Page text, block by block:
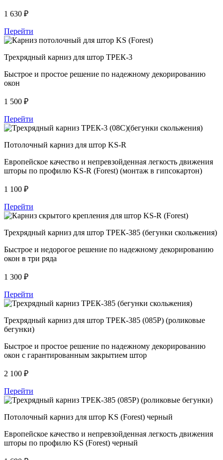
1 630 ₽
Перейти
Трехрядный карниз для штор ТРЕК-3
Быстрое и простое решение по надежному декорированию
окон
1 500 ₽
Перейти
Потолочный карниз для штор KS-R
Европейское качество и непревзойденная легкость движения
шторы по профилю KS-R (Forest) (монтаж в гипсокартон)
1 100 ₽
Перейти
Трехрядный карниз для штор ТРЕК-385 (бегунки скольжения)
Быстрое и недорогое решение по надежному декорированию
окон в три ряда
1 300 ₽
Перейти
Трехрядный карниз для штор ТРЕК-385 (085Р) (роликовые
бегунки)
Быстрое и простое решение по надежному декорированию
окон с гарантированным закрытием штор
2 100 ₽
Перейти
Потолочный карниз для штор KS (Forest) черный
Европейское качество и непревзойденная легкость движения
шторы по профилю KS (Forest) черный